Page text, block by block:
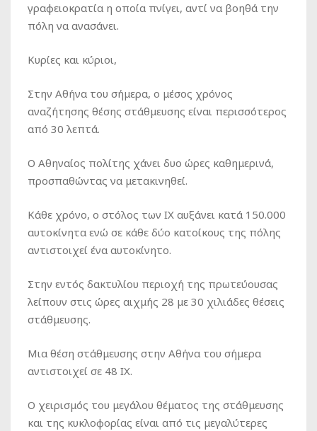
γραφειοκρατία η οποία πνίγει, αντί να βοηθά την
πόλη να ανασάνει.
Κυρίες και κύριοι,
Στην Αθήνα του σήμερα, ο μέσος χρόνος
αναζήτησης θέσης στάθμευσης είναι περισσότερος
από 30 λεπτά.
Ο Αθηναίος πολίτης χάνει δυο ώρες καθημερινά,
προσπαθώντας να μετακινηθεί.
Κάθε χρόνο, ο στόλος των ΙΧ αυξάνει κατά 150.000
αυτοκίνητα ενώ σε κάθε δύο κατοίκους της πόλης
αντιστοιχεί ένα αυτοκίνητο.
Στην εντός δακτυλίου περιοχή της πρωτεύουσας
λείπουν στις ώρες αιχμής 28 με 30 χιλιάδες θέσεις
στάθμευσης.
Μια θέση στάθμευσης στην Αθήνα του σήμερα
αντιστοιχεί σε 48 ΙΧ.
Ο χειρισμός του μεγάλου θέματος της στάθμευσης
και της κυκλοφορίας είναι από τις μεγαλύτερες